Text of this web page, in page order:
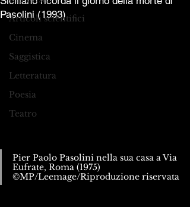
Articoli scientifici
Cinema
Saggistica
Letteratura
Poesia
Teatro
Pasolini (1993)
Pier Paolo Pasolini nella sua casa a Via
Eufrate, Roma (1975)
©MP/Leemage/Riproduzione riservata